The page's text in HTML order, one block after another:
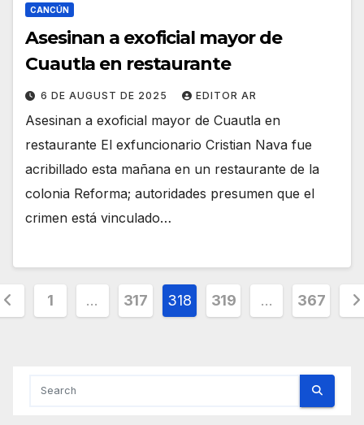
CANCÚN
Asesinan a exoficial mayor de
Cuautla en restaurante
6 DE AUGUST DE 2025 EDITOR AR
Asesinan a exoficial mayor de Cuautla en
restaurante El exfuncionario Cristian Nava fue
acribillado esta mañana en un restaurante de la
colonia Reforma; autoridades presumen que el
crimen está vinculado…
1 … 317 318 319 … 367